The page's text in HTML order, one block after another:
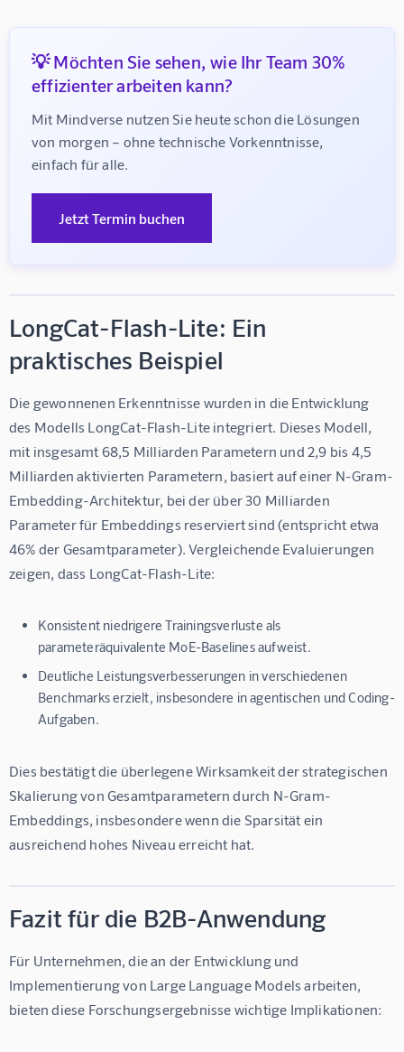
💡 Möchten Sie sehen, wie Ihr Team 30%
effizienter arbeiten kann?
Mit Mindverse nutzen Sie heute schon die Lösungen
von morgen – ohne technische Vorkenntnisse,
einfach für alle.
Jetzt Termin buchen
LongCat-Flash-Lite: Ein
praktisches Beispiel
Die gewonnenen Erkenntnisse wurden in die Entwicklung
des Modells LongCat-Flash-Lite integriert. Dieses Modell,
mit insgesamt 68,5 Milliarden Parametern und 2,9 bis 4,5
Milliarden aktivierten Parametern, basiert auf einer N-Gram-
Embedding-Architektur, bei der über 30 Milliarden
Parameter für Embeddings reserviert sind (entspricht etwa
46% der Gesamtparameter). Vergleichende Evaluierungen
zeigen, dass LongCat-Flash-Lite:
Konsistent niedrigere Trainingsverluste als
parameteräquivalente MoE-Baselines aufweist.
Deutliche Leistungsverbesserungen in verschiedenen
Benchmarks erzielt, insbesondere in agentischen und Coding-
Aufgaben.
Dies bestätigt die überlegene Wirksamkeit der strategischen
Skalierung von Gesamtparametern durch N-Gram-
Embeddings, insbesondere wenn die Sparsität ein
ausreichend hohes Niveau erreicht hat.
Fazit für die B2B-Anwendung
Für Unternehmen, die an der Entwicklung und
Implementierung von Large Language Models arbeiten,
bieten diese Forschungsergebnisse wichtige Implikationen: